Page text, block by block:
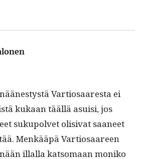
Var­tiosaares­ta ei
kukaan tääl­lä asu­isi, jos
sukupol­vet oli­si­vat saa­neet
Menkääpä Var­tiosaa­reen
illal­la kat­so­maan moniko